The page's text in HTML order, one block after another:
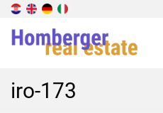
iro-173